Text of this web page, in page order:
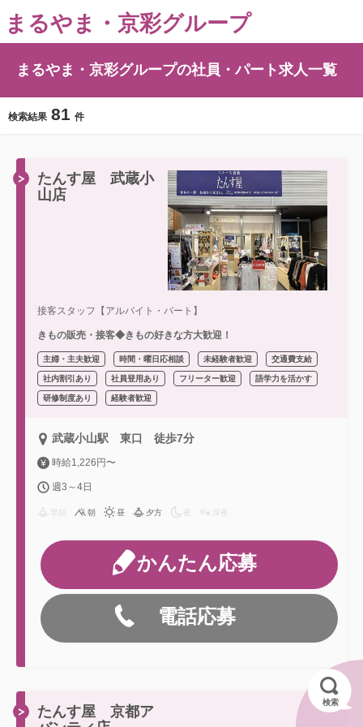
まるやま・京彩グループ
まるやま・京彩グループの社員・パート求人一覧
検索結果 81 件
たんす屋 武蔵小
山店
接客スタッフ【アルバイト・パート】
きもの販売・接客◆きもの好きな方大歓迎！
主婦・主夫歓迎 時間・曜日応相談 未経験者歓迎 交通費支給
社内割引あり 社員登用あり フリーター歓迎 語学力を活かす
研修制度あり 経験者歓迎
武蔵小山駅 東口 徒歩7分
時給1,226円〜
週3～4日
早朝 朝 昼 夕方 夜 深夜
かんたん応募
電話応募
たんす屋 京都ア
検索